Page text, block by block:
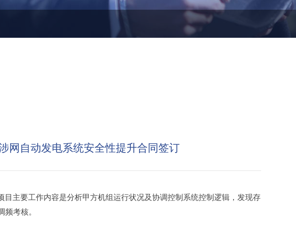
网自动发电系统安全性提升合同签订
主要工作内容是分析甲方机组运行状况及协调控制系统控制逻辑，发现存
考核。